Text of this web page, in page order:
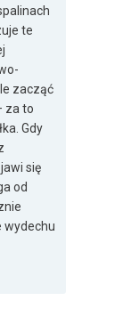
te
zacząć
za to
Gdy
się
od
wydechu